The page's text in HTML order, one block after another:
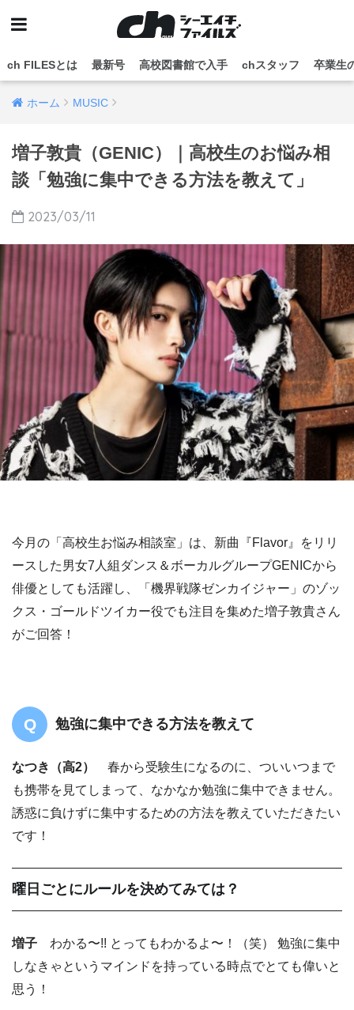
ch FILESとは 最新号 高校図書館で入手 chスタッフ 卒業生
ホーム MUSIC
増子敦貴（GENIC）｜高校生のお悩み相
談「勉強に集中できる方法を教えて」
2023/03/11
今月の「高校生お悩み相談室」は、新曲『Flavor』をリリ
ースした男女7人組ダンス＆ボーカルグループGENICから
俳優としても活躍し、「機界戦隊ゼンカイジャー」のゾッ
クス・ゴールドツイカー役でも注目を集めた増子敦貴さん
がご回答！
勉強に集中できる方法を教えて
なつき（高2）
春から受験生になるのに、ついいつまで
も携帯を見てしまって、なかなか勉強に集中できません。
誘惑に負けずに集中するための方法を教えていただきたい
です！
曜日ごとにルールを決めてみては？
増子 わかる〜!! とってもわかるよ〜！（笑） 勉強に集中
しなきゃというマインドを持っている時点でとても偉いと
思う！